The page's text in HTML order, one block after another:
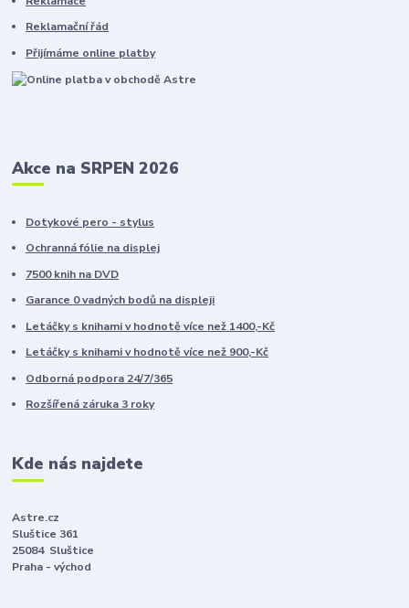
Reklamační řád
Přijímáme online platby
Akce na SRPEN 2026
Dotykové pero - stylus
Ochranná fólie na displej
7500 knih na DVD
Garance 0 vadných bodů na displeji
Letáčky s knihami v hodnotě více než 1400,-Kč
Letáčky s knihami v hodnotě více než 900,-Kč
Odborná podpora 24/7/365
Rozšířená záruka 3 roky
Kde nás najdete
Astre.cz
Sluštice 361
25084 Sluštice
Praha - východ